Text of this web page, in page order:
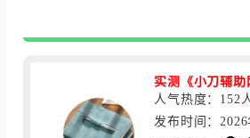
实测《小刀辅
人气热度：152
发布时间：